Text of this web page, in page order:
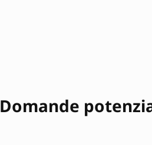
Domande